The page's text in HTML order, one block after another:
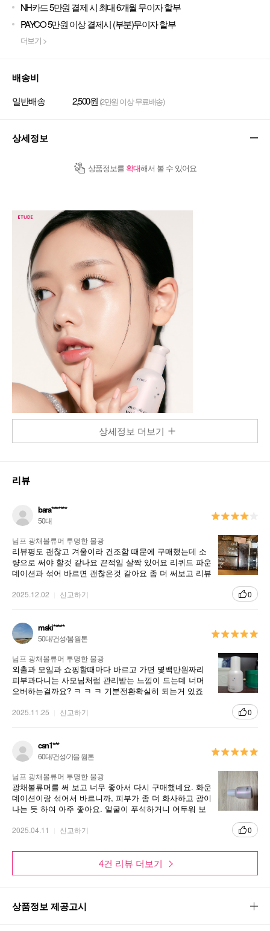
NH카드 5만원 결제 시 최대 6개월 무이자 할부
PAYCO 5만원 이상 결제시 (부분)무이자 할부
더보기 >
배송비
일반배송 2,500원 (2만원 이상 무료배송)
상세정보
상품정보를 확대해서 볼 수 있어요
상세정보 더보기
리뷰
bara*******
50대
님프 광채볼류머 투명한 물광
리뷰평도 괜찮고 겨울이라 건조함 때문에 구매했는데 소
량으로 써야 할것 같나요 끈적임 살짝 있어요 리퀴드 파운
데이션과 섞어 바르면 괜찮은것 같아요 좀 더 써보고 리뷰
2025.12.02 신고하기 0
mski*****
50대/건성/봄 웜톤
님프 광채볼류머 투명한 물광
외출과 모임과 쇼핑할때마다 바르고 가면 몇백만원짜리
피부과다니는 사모님처럼 관리받는 느낌이 드는데 너머
오버하는걸까요? ㅋ ㅋ ㅋ 기분전환확실히 되는거 있죠
2025.11.25 신고하기 0
csn1***
60대/건성/가을 웜톤
님프 광채볼류머 투명한 물광
광채볼류머를 써 보고 너무 좋아서 다시 구매했네요. 화운
데이션이랑 섞어서 바르니까, 피부가 좀 더 화사하고 광이
나는 듯 하여 아주 좋아요. 얼굴이 푸석하거니 어두워 보
2025.04.11 신고하기 0
4건 리뷰 더보기
상품정보 제공고시